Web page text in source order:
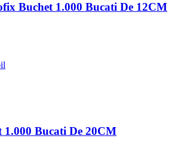
Buchet 1.000 Bucati De 12CM
Bucati De 20CM